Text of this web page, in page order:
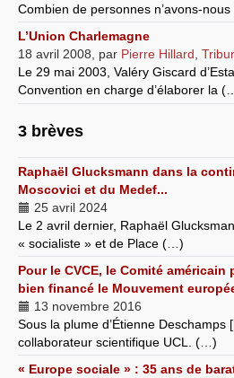
Combien de personnes n’avons-
L’Union Charlemagne
18 avril 2008
par Pierre Hillard
Le 29 mai 2003, Valéry Giscard
Convention en charge d’élaborer la
3 brèves
Raphaël Glucksmann dans la
Moscovici et du Medef...
25 avril 2024
Le 2 avril dernier, Raphaël
« socialiste » et de Place (…)
Pour le CVCE, le Comité
bien financé le Mouvement
13 novembre 2016
Sous la plume d’Étienne Deschamps
collaborateur scientifique UCL. (…)
« Europe sociale » : 35 ans de